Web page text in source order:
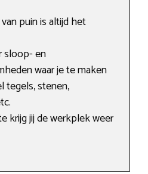
puin is altijd het
sloop- en
waar je te maken
tegels, stenen,
krijg jij de werkplek weer